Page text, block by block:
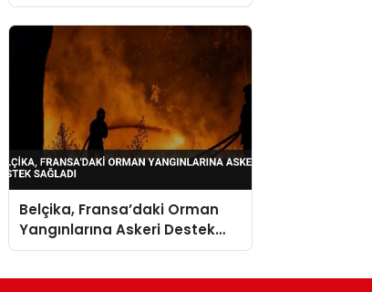
Hürmüz Boğazı Önceliği
Belçika, Fransa’daki Orman
Yangınlarına Askeri Destek
Sağladı